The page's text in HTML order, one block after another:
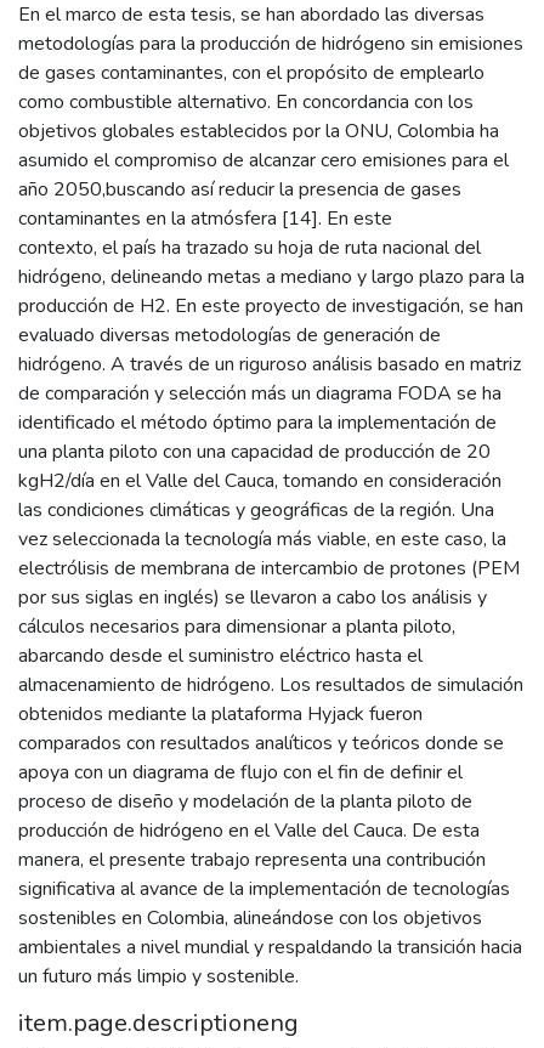
En el marco de esta tesis, se han abordado las diversas
metodologías para la producción de hidrógeno sin emisiones
de gases contaminantes, con el propósito de emplearlo
como combustible alternativo. En concordancia con los
objetivos globales establecidos por la ONU, Colombia ha
asumido el compromiso de alcanzar cero emisiones para el
año 2050,buscando así reducir la presencia de gases
contaminantes en la atmósfera [14]. En este
contexto, el país ha trazado su hoja de ruta nacional del
hidrógeno, delineando metas a mediano y largo plazo para la
producción de H2. En este proyecto de investigación, se han
evaluado diversas metodologías de generación de
hidrógeno. A través de un riguroso análisis basado en matriz
de comparación y selección más un diagrama FODA se ha
identificado el método óptimo para la implementación de
una planta piloto con una capacidad de producción de 20
kgH2/día en el Valle del Cauca, tomando en consideración
las condiciones climáticas y geográficas de la región. Una
vez seleccionada la tecnología más viable, en este caso, la
electrólisis de membrana de intercambio de protones (PEM
por sus siglas en inglés) se llevaron a cabo los análisis y
cálculos necesarios para dimensionar a planta piloto,
abarcando desde el suministro eléctrico hasta el
almacenamiento de hidrógeno. Los resultados de simulación
obtenidos mediante la plataforma Hyjack fueron
comparados con resultados analíticos y teóricos donde se
apoya con un diagrama de flujo con el fin de definir el
proceso de diseño y modelación de la planta piloto de
producción de hidrógeno en el Valle del Cauca. De esta
manera, el presente trabajo representa una contribución
significativa al avance de la implementación de tecnologías
sostenibles en Colombia, alineándose con los objetivos
ambientales a nivel mundial y respaldando la transición hacia
un futuro más limpio y sostenible.
item.page.descriptioneng